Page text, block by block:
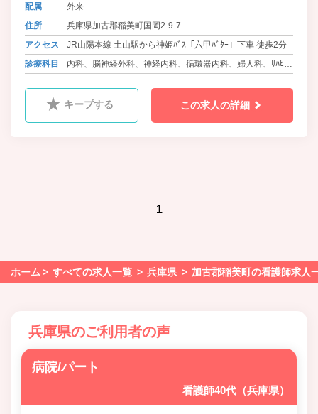
配属
外来
住所
兵庫県加古郡稲美町国岡2-9-7
アクセス
JR山陽本線 土山駅から神姫ﾊﾞｽ「六甲ﾊﾞﾀｰ」下車 徒歩2分
診療科目
内科、脳神経外科、神経内科、循環器内科、婦人科、ﾘﾊﾋﾞﾘ
キープする この求人の詳細
1
ホーム すべての求人一覧 兵庫県 加古郡稲美町の看護師求人
兵庫県のご利用者の声
病院/パート
看護師40代（兵庫県）